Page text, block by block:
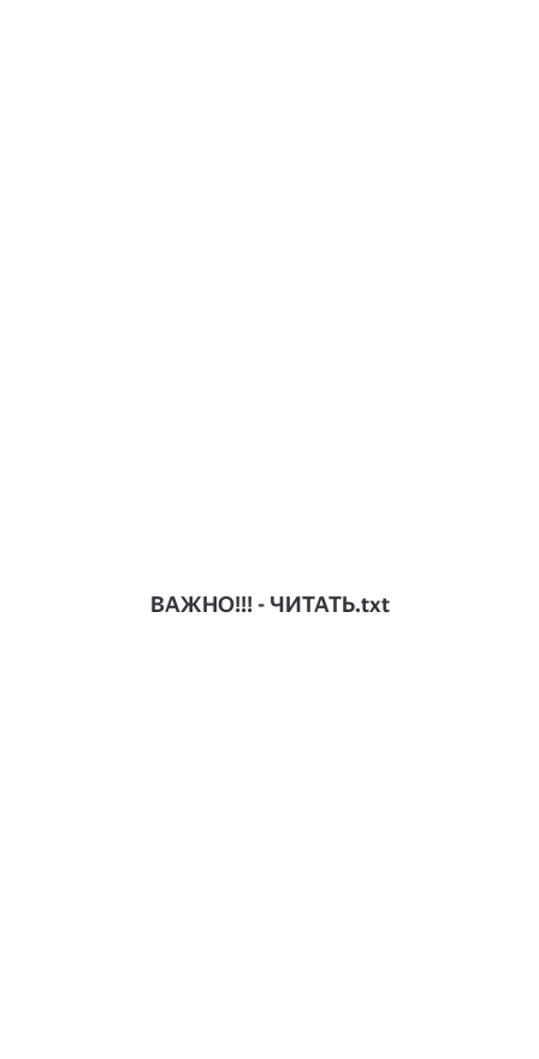
ВАЖНО!!! - ЧИТАТЬ.txt